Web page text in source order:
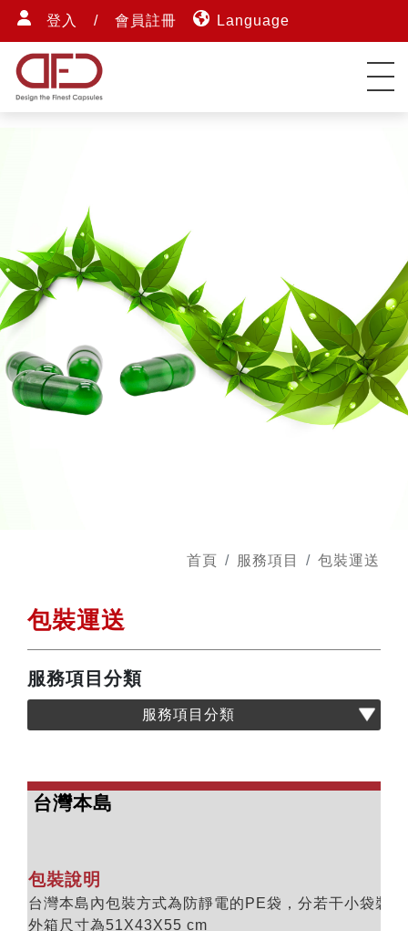
登入 / 會員註冊 Language
首頁 服務項目 包裝運送
包裝運送
服務項目分類
服務項目分類
台灣本島
包裝說明
台灣本島內包裝方式為防靜電的PE袋，分若干小袋裝
外箱尺寸為51X43X55 cm